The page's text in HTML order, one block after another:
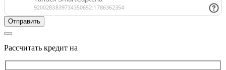
Рассчитать кредит на